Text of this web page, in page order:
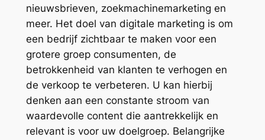
nieuwsbrieven, zoekmachinemarketing en
meer. Het doel van digitale marketing is om
een bedrijf zichtbaar te maken voor een
grotere groep consumenten, de
betrokkenheid van klanten te verhogen en
de verkoop te verbeteren. U kan hierbij
denken aan een constante stroom van
waardevolle content die aantrekkelijk en
relevant is voor uw doelgroep. Belangrijke